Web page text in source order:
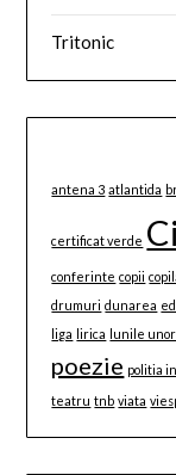
Tritonic
antena 3 atlantida
certificat verde
conferinte copii
drumuri dunarea
liga lirica lunile
poezie politia
teatru tnb viata